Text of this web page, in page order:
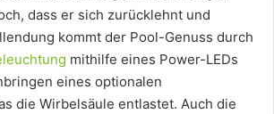
dass er sich zurücklehnt und
kommt der Pool-Genuss durch
mithilfe eines Power-LEDs
eines optionalen
die Wirbelsäule entlastet. Auch die